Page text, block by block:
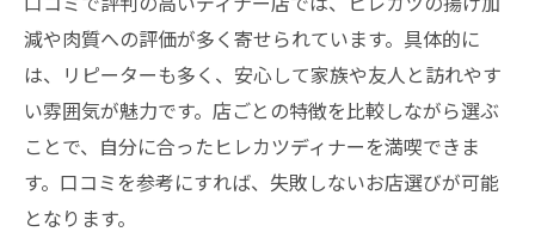
ディナーで迷った時のヒレカツ店選びガイ
ド
外食ディナーで失敗しないヒレカツの楽し
み方
柔らかヒレカツが彩る至福の夕食時間
ディナーで味わう柔らかヒレカツの至福体
減や肉質への評価が多く寄せられています。具体的に
は、リピーターも多く、安心して家族や友人と訪れやす
い雰囲気が魅力です。店ごとの特徴を比較しながら選ぶ
ことで、自分に合ったヒレカツディナーを満喫できま
す。口コミを参考にすれば、失敗しないお店選びが可能
となります。